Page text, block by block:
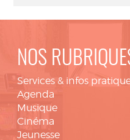
NOS
Services & infos
Agenda
Musique
Cinéma
Jeunesse